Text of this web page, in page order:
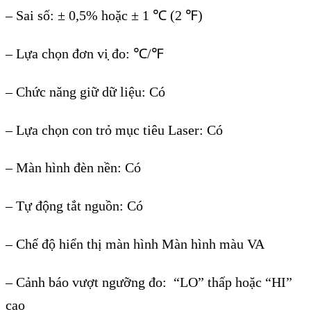
– Sai số: ± 0,5% hoặc ± 1 ℃ (2 ℉)
– Lựa chọn đơn vi đo: ℃/℉
– Chức năng giữ dữ liệu: Có
– Lựa chọn con trỏ mục tiêu Laser: Có
– Màn hình đèn nền: Có
– Tự động tắt nguồn: Có
– Chế độ hiển thị màn hình Màn hình màu VA
– Cảnh báo vượt ngưỡng đo: “LO” thấp hoặc “HI”
cao